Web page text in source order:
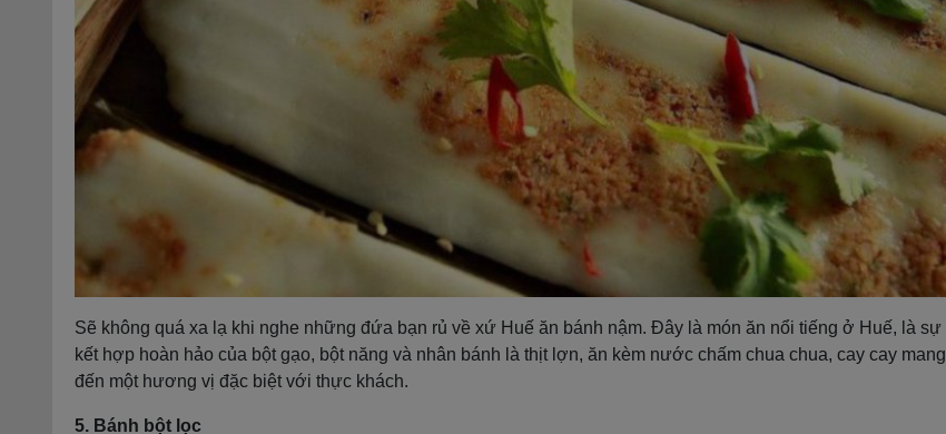
Sẽ không quá xa lạ khi nghe những đứa bạn rủ về xứ Huế ăn bánh nậm. Đây là món ăn nổi tiếng ở Huế, là sự
kết hợp hoàn hảo của bột gạo, bột năng và nhân bánh là thịt lợn, ăn kèm nước chấm chua chua, cay cay mang
đến một hương vị đặc biệt với thực khách.
5. Bánh bột lọc